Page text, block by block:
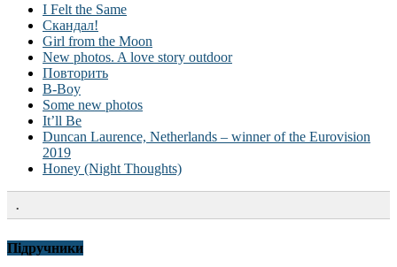
I Felt the Same
Скандал!
Girl from the Moon
New photos. A love story outdoor
Повторить
B-Boy
Some new photos
It’ll Be
Duncan Laurence, Netherlands – winner of the Eurovision
2019
Honey (Night Thoughts)
.
Підручники